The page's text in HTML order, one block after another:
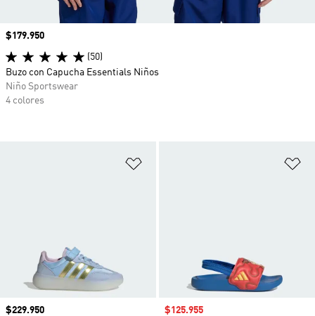
Precio
$229.950
Precio de venta
$125.955
Precio
$179.950
(50)
Buzo con Capucha Essentials Niños
Niño Sportswear
4 colores